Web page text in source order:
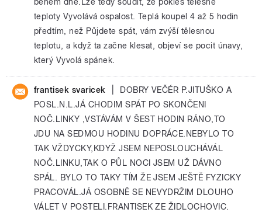
teploty Vyvolává ospalost. Teplá koupel 4 až 5 hodin
předtím, než Půjdete spát, vám zvýší tělesnou
teplotu, a když ta začne klesat, objeví se pocit únavy,
který Vyvolá spánek.
frantisek svaricek
DOBRY VEČÉR P.JITUŠKO A
POSL.N.L.JÁ CHODIM SPÁT PO SKONČENI
NOČ.LINKY ,VSTÁVÁM V ŠEST HODIN RÁNO,TO
JDU NA SEDMOU HODINU DOPRÁCE.NEBYLO TO
TAK VŽDYCKY,KDYŽ JSEM NEPOSLOUCHÁVÁL
NOČ.LINKU,TAK O PŮL NOCI JSEM UŽ DÁVNO
SPÁL. BYLO TO TAKY TÍM ŽE JSEM JEŠTĚ FYZICKY
PRACOVÁL.JÁ OSOBNĚ SE NEVYDRŽIM DLOUHO
VÁLET V POSTELI.FRANTISEK ZE ŽIDLOCHOVIC.